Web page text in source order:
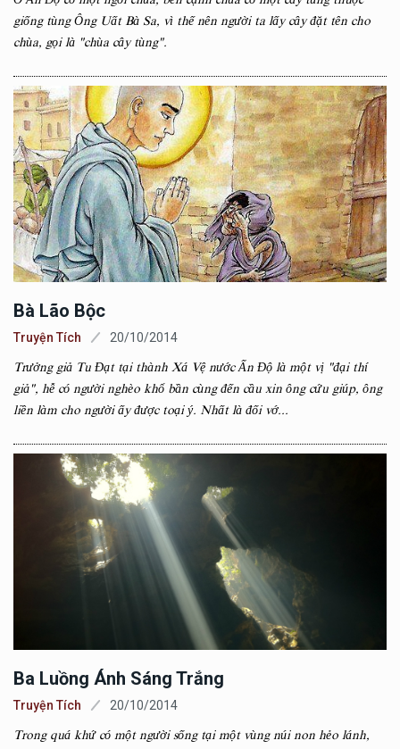
giống tùng Ông Uất Bà Sa, vì thế nên người ta lấy cây đặt tên cho
chùa, gọi là "chùa cây tùng".
Bà Lão Bộc
Truyện Tích 20/10/2014
Trưởng giả Tu Đạt tại thành Xá Vệ nước Ấn Độ là một vị "đại thí
giả", hễ có người nghèo khổ bần cùng đến cầu xin ông cứu giúp, ông
liền làm cho người ấy được toại ý. Nhất là đối vớ...
Ba Luồng Ánh Sáng Trắng
Truyện Tích 20/10/2014
Trong quá khứ có một người sống tại một vùng núi non hẻo lánh,